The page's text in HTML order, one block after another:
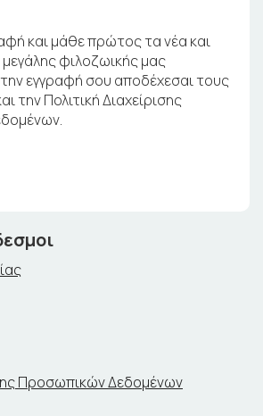
και μάθε πρώτος τα νέα και
φιλοζωικής μας
εγγραφή σου αποδέχεσαι τους
την Πολιτική Διαχείρισης
Προσωπικών Δεδομένων